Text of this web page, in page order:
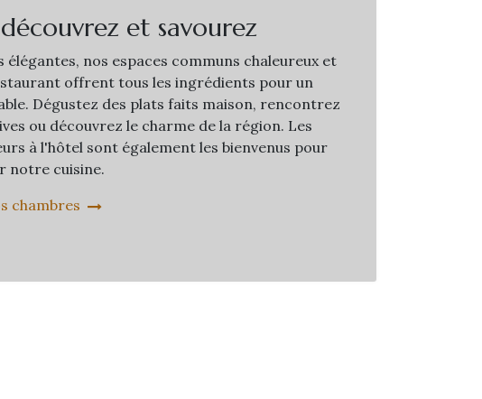
et savourez
élégantes, nos espaces communs chaleureux et
offrent tous les ingrédients pour un
Dégustez des plats faits maison, rencontrez
ou découvrez le charme de la région. Les
à l'hôtel sont également les bienvenus pour
notre cuisine.
chambres